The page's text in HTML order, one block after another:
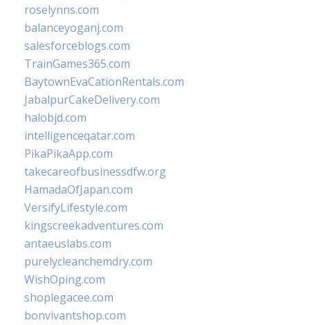
roselynns.com
balanceyoganj.com
salesforceblogs.com
TrainGames365.com
BaytownEvaCationRentals.com
JabalpurCakeDelivery.com
halobjd.com
intelligenceqatar.com
PikaPikaApp.com
takecareofbusinessdfw.org
HamadaOfJapan.com
VersifyLifestyle.com
kingscreekadventures.com
antaeuslabs.com
purelycleanchemdry.com
WishOping.com
shoplegacee.com
bonvivantshop.com